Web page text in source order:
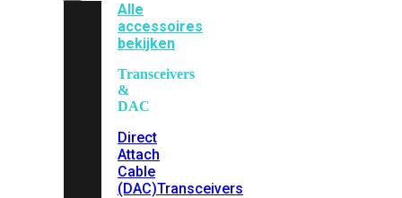
Alle
accessoires
bekijken
Transceivers
&
DAC
Direct
Attach
Cable
(DAC)Transceivers